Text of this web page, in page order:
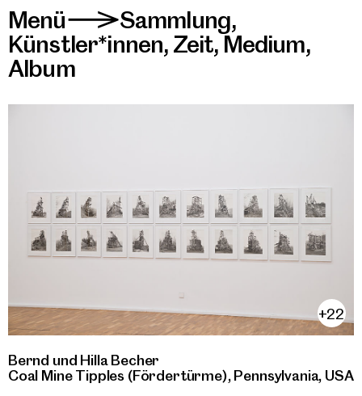
Menü>Sammlung,
Künstler*innen, Zeit, Medium,
Album
+22
Bernd und Hilla Becher
Coal Mine Tipples (Fördertürme), Pennsylvania, USA